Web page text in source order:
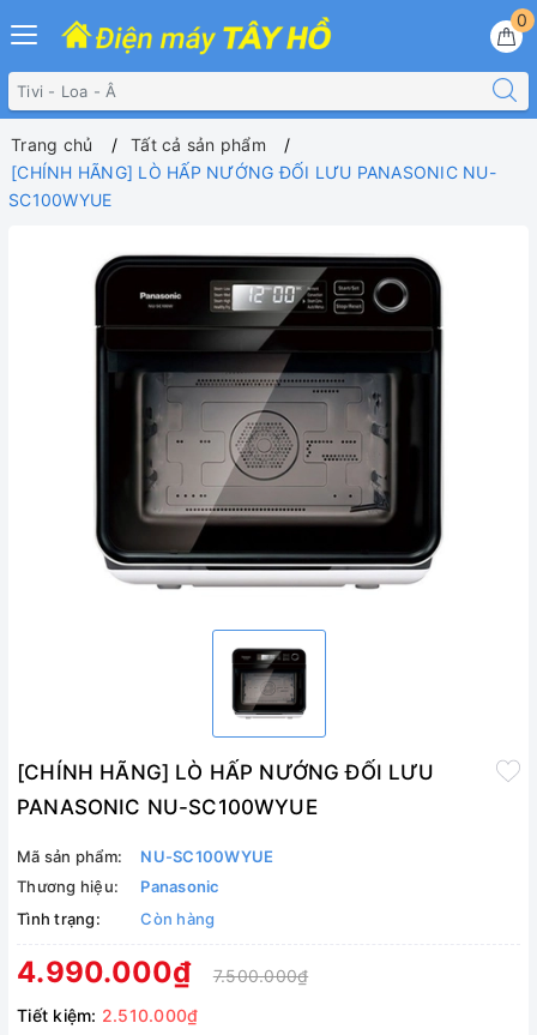
0
Trang chủ
Tất cả sản phẩm
[CHÍNH HÃNG] LÒ HẤP NƯỚNG ĐỐI LƯU PANASONIC NU-
SC100WYUE
[CHÍNH HÃNG] LÒ HẤP NƯỚNG ĐỐI LƯU
PANASONIC NU-SC100WYUE
Mã sản phẩm:
NU-SC100WYUE
Thương hiệu:
Panasonic
Tình trạng:
Còn hàng
4.990.000₫
7.500.000₫
Tiết kiệm: 2.510.000₫